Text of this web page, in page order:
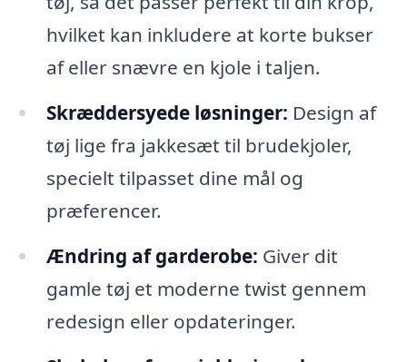
hvilket kan inkludere at korte bukser
af eller snævre en kjole i taljen.
Skræddersyede løsninger: Design af
tøj lige fra jakkesæt til brudekjoler,
specielt tilpasset dine mål og
præferencer.
Ændring af garderobe: Giver dit
gamle tøj et moderne twist gennem
redesign eller opdateringer.